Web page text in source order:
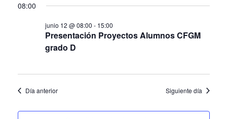
08:00
Presentación Proyectos Alumnos CFGM
grado D
junio 12 @ 08:00 - 15:00
Día anterior Siguiente día